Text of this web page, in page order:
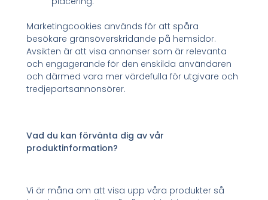
Marketingcookies används för att spåra
besökare gränsöverskridande på hemsidor.
Avsikten är att visa annonser som är relevanta
och engagerande för den enskilda användaren
och därmed vara mer värdefulla för utgivare och
tredjepartsannonsörer.
Vad du kan förvänta dig av vår
produktinformation?
Vi är måna om att visa upp våra produkter så